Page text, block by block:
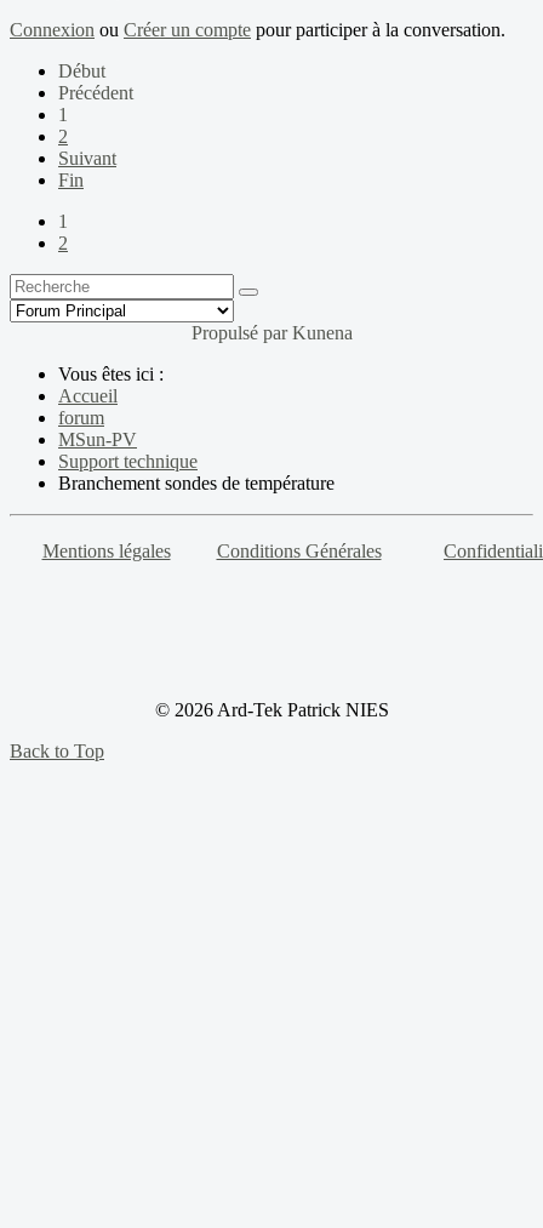
Connexion ou Créer un compte pour participer à la conversation.
Début
Précédent
1
2
Suivant
Fin
1
2
Propulsé parKunena
Vous êtes ici :
Accueil
forum
MSun-PV
Support technique
Branchement sondes de température
Mentions légales Conditions Générales
© 2026 Ard-Tek Patrick NIES
Back to Top